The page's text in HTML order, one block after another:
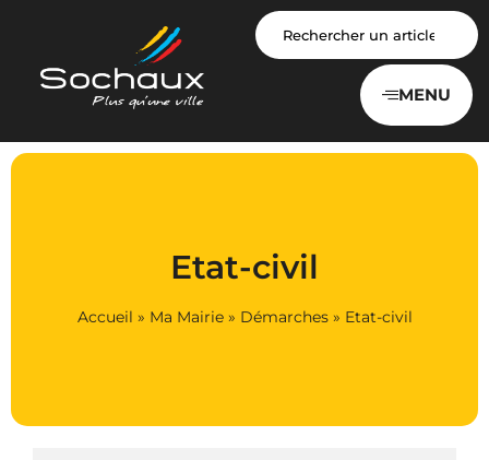
MENU
Etat-civil
Accueil » Ma Mairie» Démarches» Etat-civil
Panneau de gestion des cookies